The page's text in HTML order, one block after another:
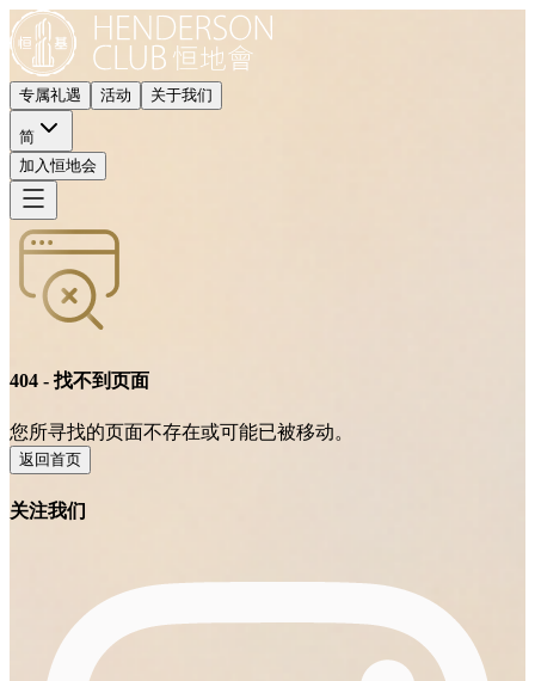
专属礼遇 活动 关于我们
简
加入恒地会
404 - 找不到页面
您所寻找的页面不存在或可能已被移动。
返回首页
关注我们